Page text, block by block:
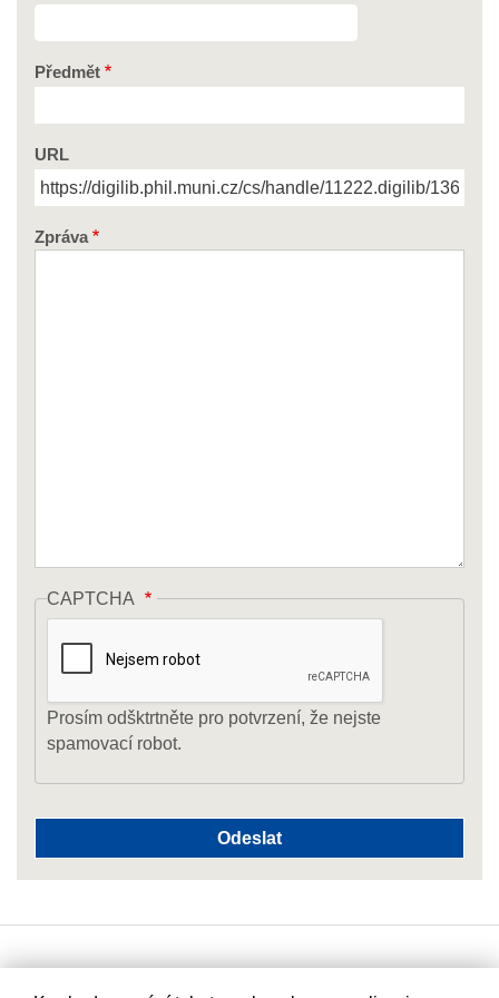
Předmět
URL
Zpráva
CAPTCHA
Prosím odšktrtněte pro potvrzení, že nejste
spamovací robot.